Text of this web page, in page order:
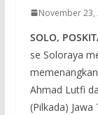
November 23,
SOLO,
se Soloraya
Ahmad Lutfi
(Pilkada)